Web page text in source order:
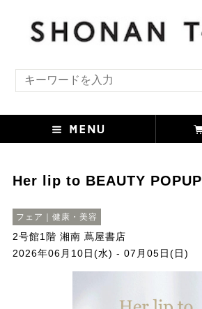
Her lip to BEAUTY POPUP
フェア｜健康・美容
2号館1階 湘南 蔦屋書店
2026年06月10日(水) - 07月05日(日)